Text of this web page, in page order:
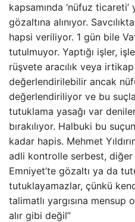
kapsamında ‘nüfuz ticareti’
gözaltına alınıyor.
hapsi veriliyor. 1 gün bile
tutulmuyor. Yaptığı işler,
rüşvete aracılık veya
değerlendirilebilir ancak
değerlendiriliyor ve bu
tutuklama yasağı var
bırakılıyor. Halbuki bu
kadar hapis. Mehmet
adli kontrolle serbest,
Emniyet’te gözaltı ya da
tutuklayamazlar, çünkü
talimatlı yargısına mensup
alır gibi değil”